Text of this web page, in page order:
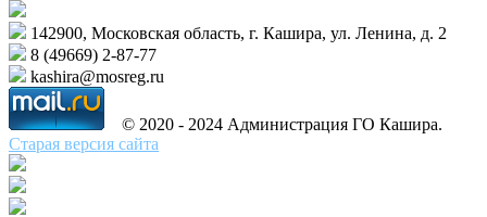
142900, Московская область, г. Кашира, ул. Ленина, д. 2
8 (49669) 2-87-77
kashira@mosreg.ru
© 2020 - 2024 Администрация ГО Кашира.
Старая версия сайта